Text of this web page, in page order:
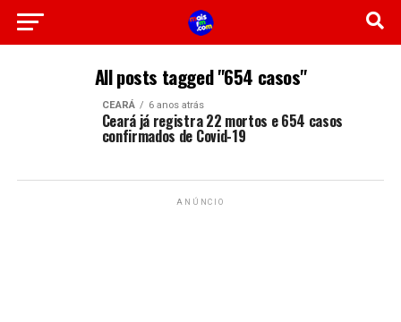
All posts tagged "654 casos"
CEARÁ 6 anos atrás
Ceará já registra 22 mortos e 654 casos
confirmados de Covid-19
ANÚNCIO